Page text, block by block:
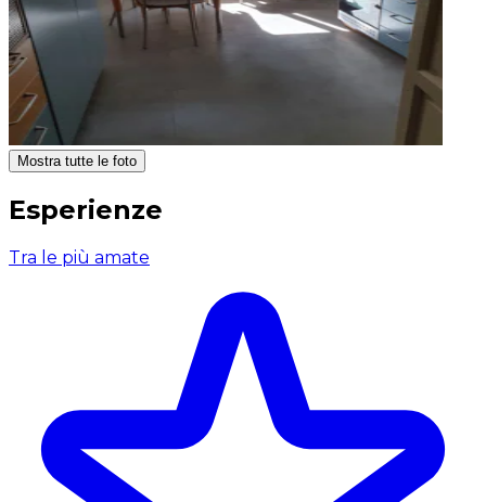
Mostra tutte le foto
Esperienze
Tra le più amate